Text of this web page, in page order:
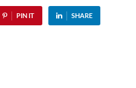
PIN IT SHARE